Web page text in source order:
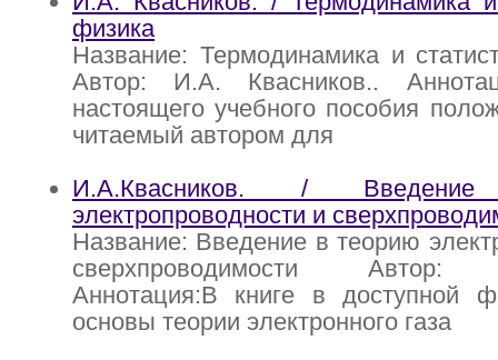
физика
Название: Термодинамика и
Автор: И.А. Квасников..
настоящего учебного пособия
читаемый автором для
И.А.Квасников. /
электропроводности и
Название: Введение в теорию
сверхпроводимости Автор:
Аннотация:В книге в доступной
основы теории электронного газа